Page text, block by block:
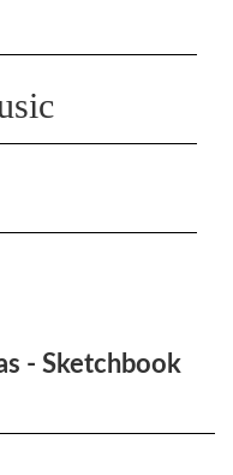
- Sketchbook